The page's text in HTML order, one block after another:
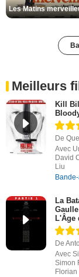
Meilleurs
Kill
De
Avec
David
Liu
La
L'Âge
De
Avec
Simon